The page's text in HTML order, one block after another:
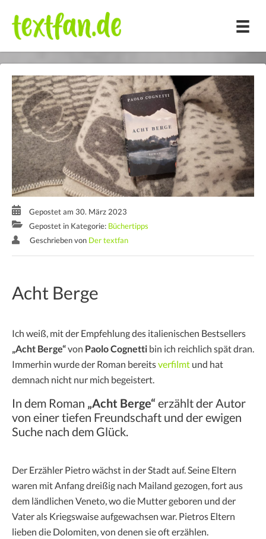
Inhalt
springen
Gepostet am 30. März 2023
Gepostet in Kategorie: Büchertipps
Geschrieben von Der textfan
Acht Berge
Ich weiß, mit der Empfehlung des italienischen Bestsellers
„Acht Berge“von Paolo Cognetti bin ich reichlich spät dran.
Immerhin wurde der Roman bereitsverfilmt und hat
demnach nicht nur mich begeistert.
In dem Roman „Acht Berge“ erzählt der Autor
von einer tiefen Freundschaft und der ewigen
Suche nach dem Glück.
Der Erzähler Pietro wächst in der Stadt auf. Seine Eltern
waren mit Anfang dreißig nach Mailand gezogen, fort aus
dem ländlichen Veneto, wo die Mutter geboren und der
Vater als Kriegswaise aufgewachsen war. Pietros Eltern
lieben die Dolomiten, von denen sie oft erzählen.